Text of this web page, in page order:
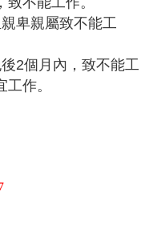
卑親屬致不能工
2個月內，致不能工
作。